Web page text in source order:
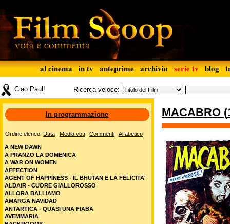
al cinema in tv anteprime archivio serie tv blog
Ciao Paul! Ricerca veloce:
MACABRO (
In programmazione
Ordine elenco: Data Media voti Commenti Alfabetico
A NEW DAWN
A PRANZO LA DOMENICA
A WAR ON WOMEN
AFFECTION
AGENT OF HAPPINESS - IL BHUTAN E LA FELICITA'
ALDAIR - CUORE GIALLOROSSO
ALLORA BALLIAMO
AMARGA NAVIDAD
ANTARTICA - QUASI UNA FIABA
AVEMMARIA